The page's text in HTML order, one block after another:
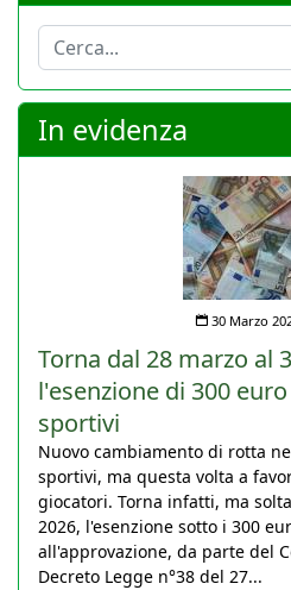
Cerca
In evidenza
30 Marzo
Torna dal 28 marzo al
l'esenzione di 300
sportivi
Nuovo cambiamento di rotta
sportivi, ma questa volta a
giocatori. Torna infatti, ma
2026, l'esenzione sotto i 300
all'approvazione, da parte del
Decreto Legge n°38 del 27...